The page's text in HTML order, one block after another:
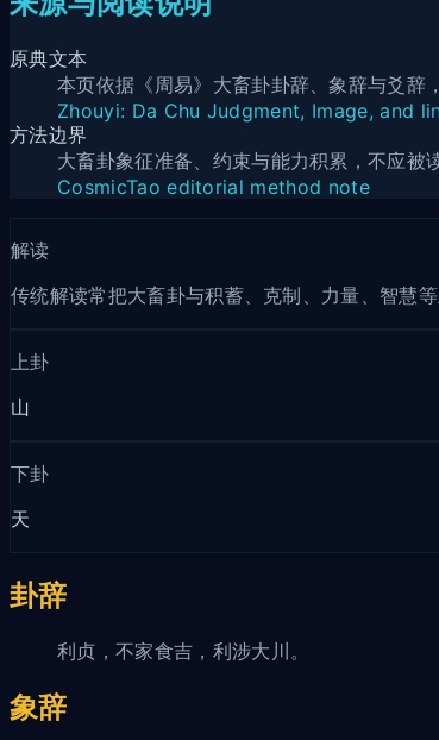
原典文本
本页依据《周易》大畜卦卦辞、象辞与爻辞
Zhouyi: Da Chu Judgment, Image, and
方法边界
大畜卦象征准备、约束与能力积累，不应被
CosmicTao editorial method note
解读
传统解读常把大畜卦与积蓄、克制、力量、智慧
上卦
山
下卦
天
卦辞
利贞，不家食吉，利涉大川。
象辞